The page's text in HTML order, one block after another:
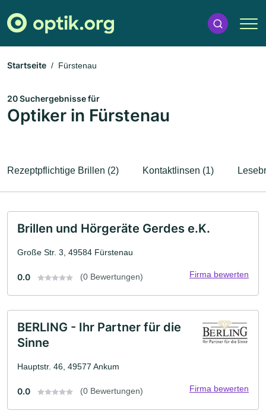
Startseite Fürstenau
20 Suchergebnisse für
Optiker in Fürstenau
Rezeptpflichtige Brillen (2) Kontaktlinsen (1)
Brillen und Hörgeräte Gerdes e.K.
Große Str. 3, 49584 Fürstenau
0.0 (0 Bewertungen) Firma bewerten
BERLING - Ihr Partner für die
Sinne
Hauptstr. 46, 49577 Ankum
0.0 (0 Bewertungen) Firma bewerten